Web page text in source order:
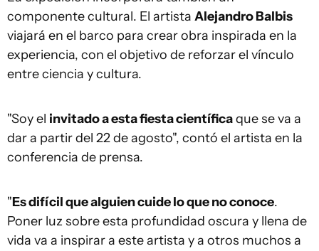
componente cultural. El artista Alejandro Balbis
viajará en el barco para crear obra inspirada en la
experiencia, con el objetivo de reforzar el vínculo
entre ciencia y cultura.
"Soy el invitado a esta fiesta científicaque se va a
dar a partir del 22 de agosto", contó el artista en la
conferencia de prensa.
"Es difícil que alguien cuide lo que no conoce.
Poner luz sobre esta profundidad oscura y llena de
vida va a inspirar a este artista y a otros muchos a